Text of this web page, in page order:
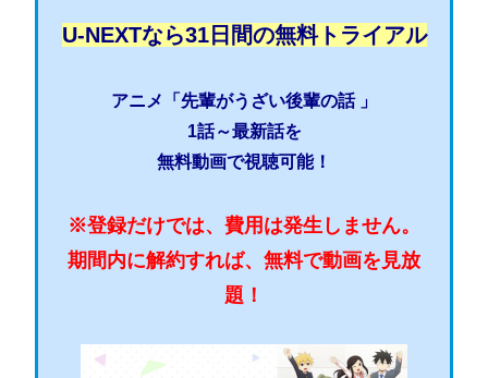
U-NEXTなら31日間の無料トライアル
アニメ「先輩がうざい後輩の話 」
1話～最新話を
無料動画で視聴可能！
※登録だけでは、費用は発生しません。
期間内に解約すれば、無料で動画を見放
題！